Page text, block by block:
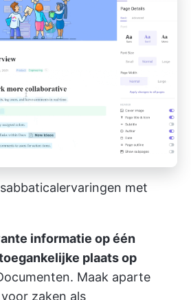
met
informatie op één
plaats op
. Maak aparte
zaken als